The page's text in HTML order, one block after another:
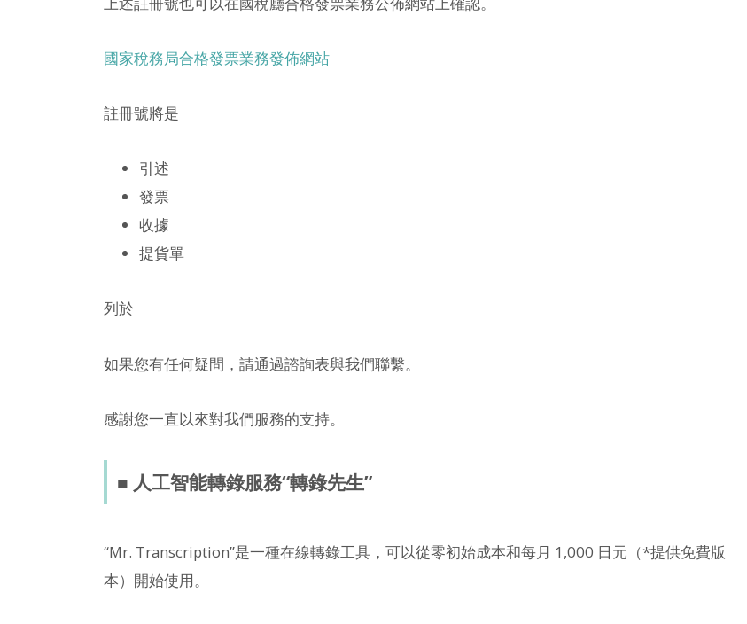
國家稅務局合格發票業務發佈網站
註冊號將是
引述
發票
收據
提貨單
列於
如果您有任何疑問，請通過諮詢表與我們聯繫。
感謝您一直以來對我們服務的支持。
■ 人工智能轉錄服務“轉錄先生”
“Mr. Transcription”是一種在線轉錄工具，可以從零初始成本和每月 1,000 日元（*提供免費版
本）開始使用。